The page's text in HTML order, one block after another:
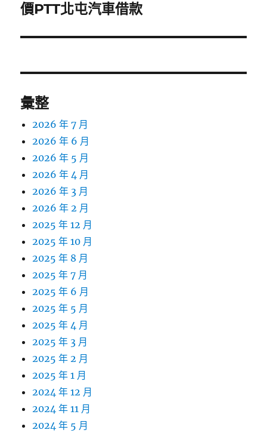
一
文
價PTT北屯汽車借款
彙整
2026 年 7 月
2026 年 6 月
2026 年 5 月
2026 年 4 月
2026 年 3 月
2026 年 2 月
2025 年 12 月
2025 年 10 月
2025 年 8 月
2025 年 7 月
2025 年 6 月
2025 年 5 月
2025 年 4 月
2025 年 3 月
2025 年 2 月
2025 年 1 月
2024 年 12 月
2024 年 11 月
2024 年 5 月